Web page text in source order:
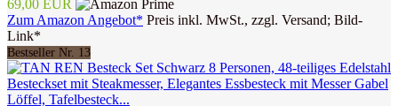
69,00 EUR
Zum Amazon Angebot* Preis inkl. MwSt., zzgl. Versand; Bild-
Link*
Bestseller Nr. 13